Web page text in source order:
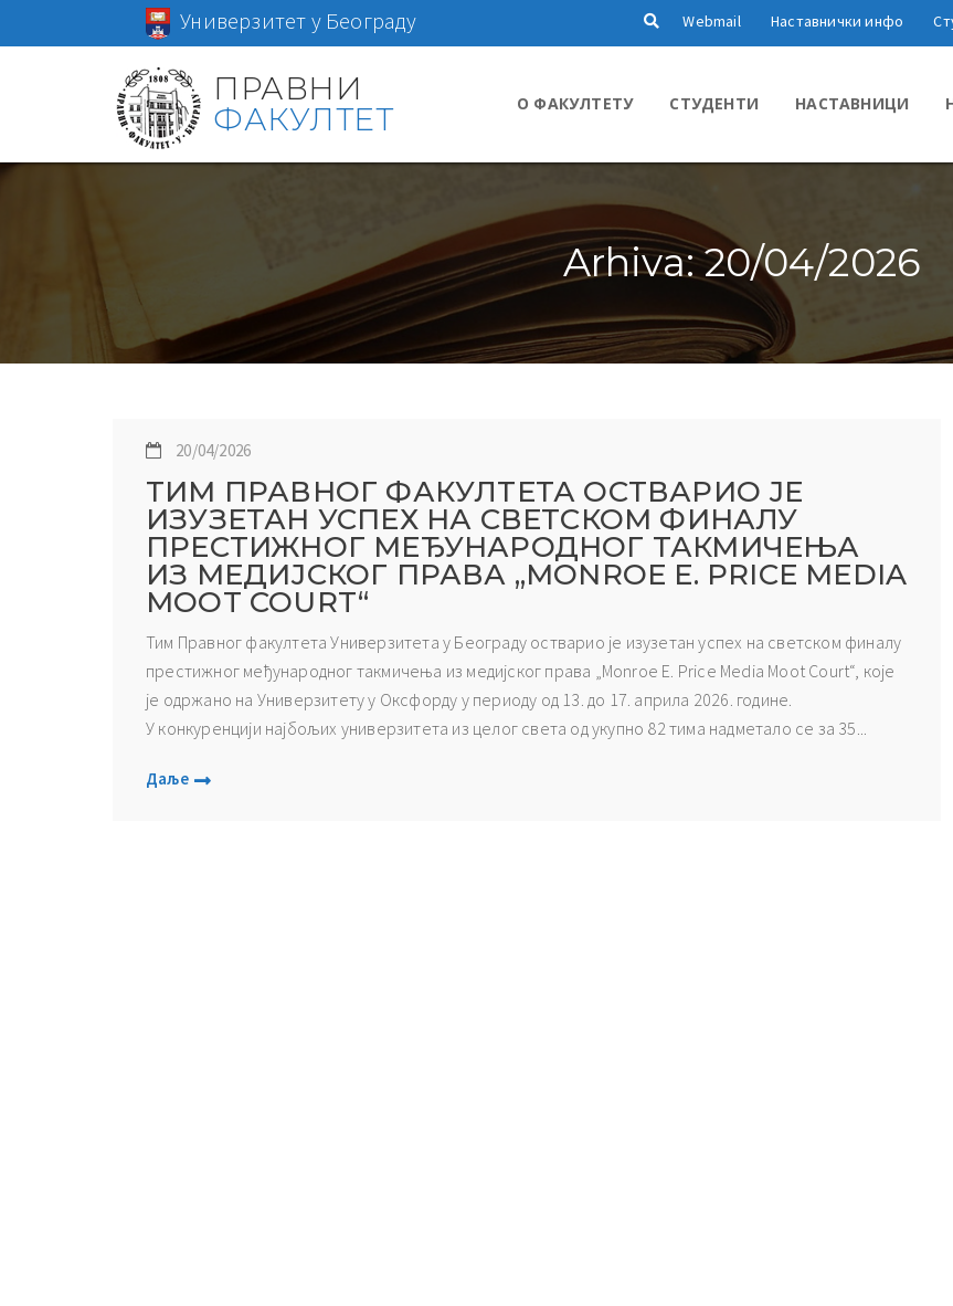
Универзитет у Београду Webmail Наставнички инфо
ПРАВНИ
ФАКУЛТЕТ
О ФАКУЛТЕТУ СТУДЕНТИ НАСТАВНИЦИ
Arhiva: 20/04/2026
20/04/2026
ТИМ ПРАВНОГ ФАКУЛТЕТА ОСТВАРИО ЈЕ
ИЗУЗЕТАН УСПЕХ НА СВЕТСКОМ ФИНАЛУ
ПРЕСТИЖНОГ МЕЂУНАРОДНОГ ТАКМИЧЕЊА
ИЗ МЕДИЈСКОГ ПРАВА „MONROE E. PRICE MEDIA
MOOT COURT“
Тим Правног факултета Универзитета у Београду остварио је изузетан успех на светском финалу
престижног међународног такмичења из медијског права „Monroe E. Price Media Moot Court“, које
је одржано на Универзитету у Оксфорду у периоду од 13. до 17. априла 2026. године.
У конкуренцији најбољих универзитета из целог света од укупно 82 тима надмeтало се за 35...
Даље